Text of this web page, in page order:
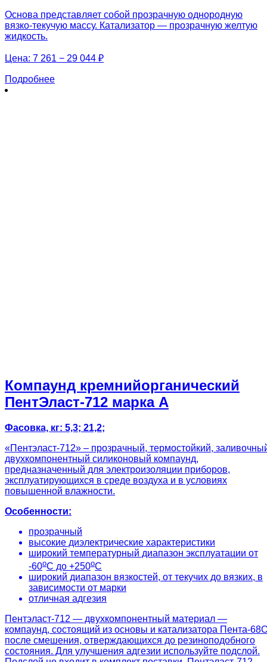
Основа представляет собой прозрачную однородную
вязко-текучую массу. Катализатор — прозрачную желтую
жидкость.
Цена: 7 261 − 29 044 ₽
Подробнее
Компаунд кремнийорганический
ПентЭласт-712 марка А
Фасовка, кг: 5,3; 21,2;
«Пентэласт-712» – прозрачный, термостойкий,
двухкомпонентный силиконовый компаунд,
предназначенный для электроизоляции приборов,
эксплуатирующихся в среде воздуха и в условиях
повышенной влажности.
Особенности:
прозрачный
высокие диэлектрические характеристики
широкий температурный диапазон эксплуатации от
-60оС до +250оС
широкий диапазон вязкостей, от текучих до вязких, в
зависимости от марки
отличная адгезия
Пентэласт-712 — двухкомпонентный материал —
компаунд, состоящий из основы и катализатора Пента-
после смешения, отверждающихся до резиноподобного
состояния. Для улучшения адгезии используйте подслой.